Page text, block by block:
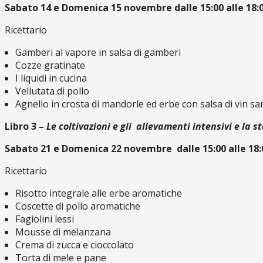
Sabato 14 e Domenica 15 novembre dalle 15:00 alle
Ricettario
Gamberi al vapore in salsa di gamberi
Cozze gratinate
I liquidi in cucina
Vellutata di pollo
Agnello in crosta di mandorle ed erbe con salsa di vin
Libro 3 – Le coltivazioni e gli allevamenti intensivi e la
Sabato 21 e Domenica 22 novembre dalle 15:00 alle
Ricettario
Risotto integrale alle erbe aromatiche
Coscette di pollo aromatiche
Fagiolini lessi
Mousse di melanzana
Crema di zucca e cioccolato
Torta di mele e pane